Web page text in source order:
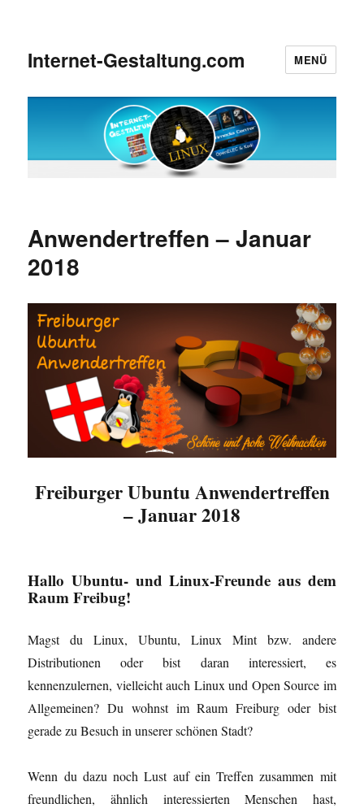
Internet-Gestaltung.com MENÜ
Anwendertreffen – Januar
2018
Freiburger Ubuntu Anwendertreffen
– Januar 2018
Hallo Ubuntu- und Linux-Freunde aus dem
Raum Freibug!
Magst du Linux, Ubuntu, Linux Mint bzw. andere
Distributionen oder bist daran interessiert, es
kennenzulernen, vielleicht auch Linux und Open Source im
Allgemeinen? Du wohnst im Raum Freiburg oder bist
gerade zu Besuch in unserer schönen Stadt?
Wenn du dazu noch Lust auf ein Treffen zusammen mit
freundlichen, ähnlich interessierten Menschen hast,